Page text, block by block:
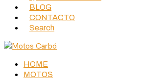
BLOG
CONTACTO
Search
HOME
MOTOS